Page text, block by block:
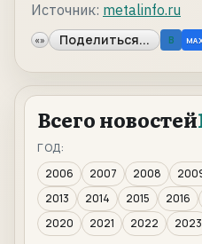
Источник: metalinfo.ru
«» Поделиться... B
Всего новостей
ГОД:
2006
2007 2008
2013
2014 2015 2016
2020
2021 2022 2023